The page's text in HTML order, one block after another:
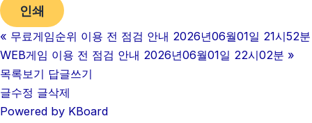
불륜증거
인쇄
« 무료게임순위 이용 전 점검 안내 2026년06월01일 21시52분
WEB게임 이용 전 점검 안내 2026년06월01일 22시02분 »
목록보기 답글쓰기
글수정 글삭제
Powered by KBoard